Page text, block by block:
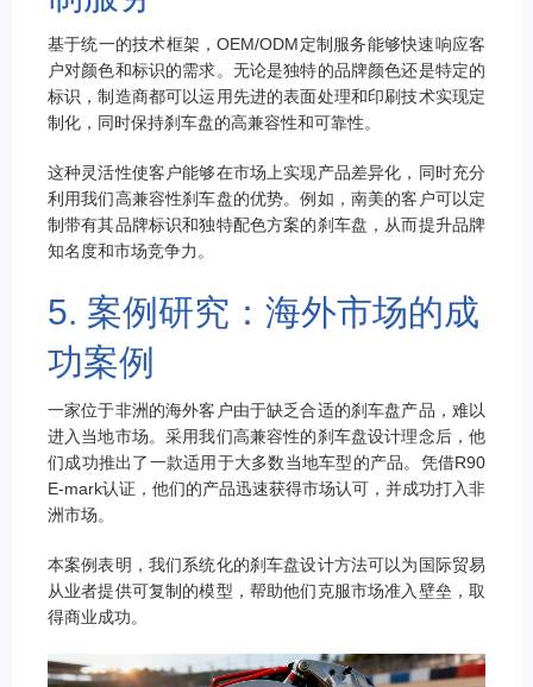
基于统一的技术框架，OEM/ODM定制服务能够快速响应客
户对颜色和标识的需求。无论是独特的品牌颜色还是特定的
标识，制造商都可以运用先进的表面处理和印刷技术实现定
制化，同时保持刹车盘的高兼容性和可靠性。
这种灵活性使客户能够在市场上实现产品差异化，同时充分
利用我们高兼容性刹车盘的优势。例如，南美的客户可以定
制带有其品牌标识和独特配色方案的刹车盘，从而提升品牌
知名度和市场竞争力。
5. 案例研究：海外市场的成
功案例
一家位于非洲的海外客户由于缺乏合适的刹车盘产品，难以
进入当地市场。采用我们高兼容性的刹车盘设计理念后，他
们成功推出了一款适用于大多数当地车型的产品。凭借R90
E-mark认证，他们的产品迅速获得市场认可，并成功打入非
洲市场。
本案例表明，我们系统化的刹车盘设计方法可以为国际贸易
从业者提供可复制的模型，帮助他们克服市场准入壁垒，取
得商业成功。